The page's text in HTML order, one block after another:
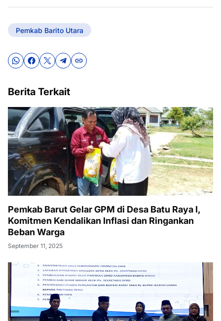
Pemkab Barito Utara
Berita Terkait
Pemkab Barut Gelar GPM di Desa Batu Raya I,
Komitmen Kendalikan Inflasi dan Ringankan
Beban Warga
September 11, 2025